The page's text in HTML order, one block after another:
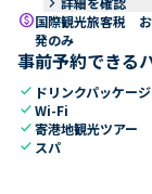
paid国際観光旅客税
発のみ
事前予約できる
check ドリンクパッケージ
checkWi-Fi
check寄港地観光ツアー
check スパ